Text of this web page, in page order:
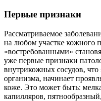
Первые признаки
Рассматриваемое
на любом участке кожного
«востребованными»
уже первые признаки
внутрикожных сосудов,
организма, начинает
коже. Это может быть:
капилляров,